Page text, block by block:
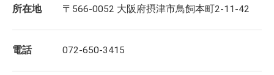
所在地 〒566-0052 大阪府摂津市鳥飼本町2-11-42
電話 072-650-3415